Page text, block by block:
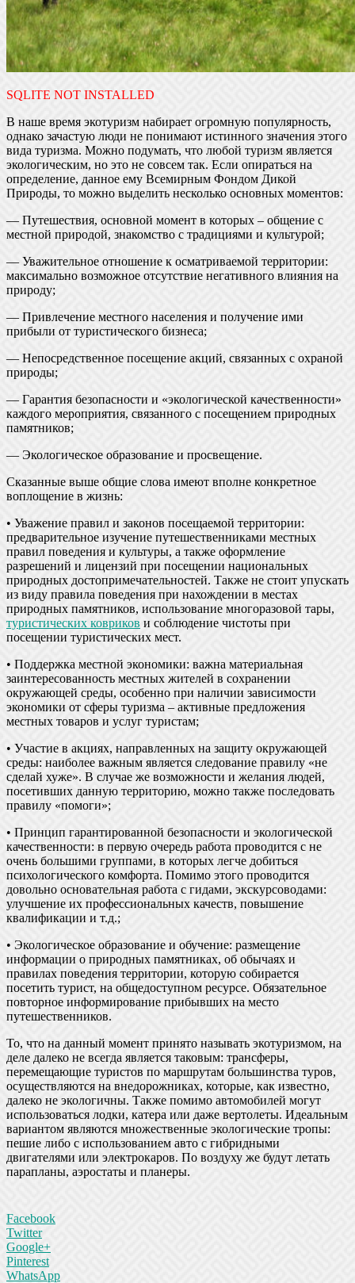
SQLITE NOT INSTALLED
В наше время экотуризм набирает огромную популярность,
однако зачастую люди не понимают истинного значения этого
вида туризма. Можно подумать, что любой туризм является
экологическим, но это не совсем так. Если опираться на
определение, данное ему Всемирным Фондом Дикой
Природы, то можно выделить несколько основных моментов:
— Путешествия, основной момент в которых – общение с
местной природой, знакомство с традициями и культурой;
— Уважительное отношение к осматриваемой территории:
максимально возможное отсутствие негативного влияния на
природу;
— Привлечение местного населения и получение ими
прибыли от туристического бизнеса;
— Непосредственное посещение акций, связанных с охраной
природы;
— Гарантия безопасности и «экологической качественности»
каждого мероприятия, связанного с посещением природных
памятников;
— Экологическое образование и просвещение.
Сказанные выше общие слова имеют вполне конкретное
воплощение в жизнь:
• Уважение правил и законов посещаемой территории:
предварительное изучение путешественниками местных
правил поведения и культуры, а также оформление
разрешений и лицензий при посещении национальных
природных достопримечательностей. Также не стоит упускать
из виду правила поведения при нахождении в местах
природных памятников, использование многоразовой тары,
туристических ковриков и соблюдение чистоты при
посещении туристических мест.
• Поддержка местной экономики: важна материальная
заинтересованность местных жителей в сохранении
окружающей среды, особенно при наличии зависимости
экономики от сферы туризма – активные предложения
местных товаров и услуг туристам;
• Участие в акциях, направленных на защиту окружающей
среды: наиболее важным является следование правилу «не
сделай хуже». В случае же возможности и желания людей,
посетивших данную территорию, можно также последовать
правилу «помоги»;
• Принцип гарантированной безопасности и экологической
качественности: в первую очередь работа проводится с не
очень большими группами, в которых легче добиться
психологического комфорта. Помимо этого проводится
довольно основательная работа с гидами, экскурсоводами:
улучшение их профессиональных качеств, повышение
квалификации и т.д.;
• Экологическое образование и обучение: размещение
информации о природных памятниках, об обычаях и
правилах поведения территории, которую собирается
посетить турист, на общедоступном ресурсе. Обязательное
повторное информирование прибывших на место
путешественников.
То, что на данный момент принято называть экотуризмом, на
деле далеко не всегда является таковым: трансферы,
перемещающие туристов по маршрутам большинства туров,
осуществляются на внедорожниках, которые, как известно,
далеко не экологичны. Также помимо автомобилей могут
использоваться лодки, катера или даже вертолеты. Идеальным
вариантом являются множественные экологические тропы:
пешие либо с использованием авто с гибридными
двигателями или электрокаров. По воздуху же будут летать
парапланы, аэростаты и планеры.
Facebook
Twitter
Google+
Pinterest
WhatsApp